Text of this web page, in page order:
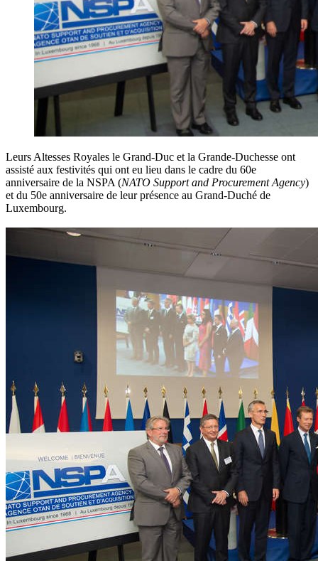
Leurs Altesses Royales le Grand-Duc et la Grande-Duchesse ont
assisté aux festivités qui ont eu lieu dans le cadre du 60e
anniversaire de la NSPA (NATO Support and Procurement Agency)
et du 50e anniversaire de leur présence au Grand-Duché de
Luxembourg.